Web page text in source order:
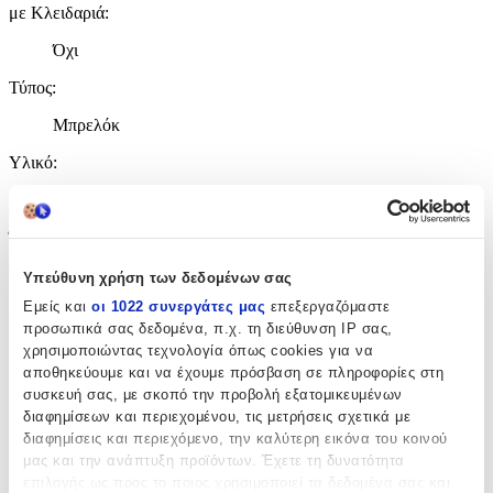
Υπεύθυνη χρήση των δεδομένων σας
Εμείς και οι 1022 συνεργάτες μας επεξεργαζόμαστε
προσωπικά σας δεδομένα, π.χ. τη διεύθυνση IP σας,
χρησιμοποιώντας τεχνολογία όπως cookies για να
αποθηκεύουμε και να έχουμε πρόσβαση σε πληροφορίες στη
συσκευή σας, με σκοπό την προβολή εξατομικευμένων
διαφημίσεων και περιεχομένου, τις μετρήσεις σχετικά με
διαφημίσεις και περιεχόμενο, την καλύτερη εικόνα του κοινού
μας και την ανάπτυξη προϊόντων. Έχετε τη δυνατότητα
με Κλειδαριά:
Όχι
Τύπος:
Μπρελόκ
Υλικό:
Ύψος:
8
cm
Χρώμα:
Πολύχρωμο
με Led
Όχι